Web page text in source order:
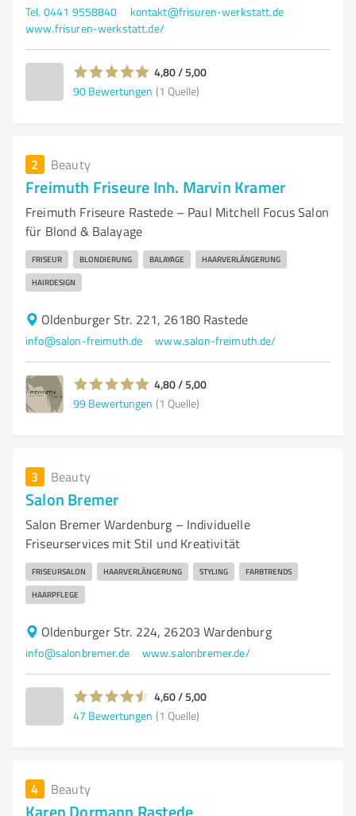
Tel. 0441 9558840
kontakt@frisuren-werkstatt.de
www.frisuren-werkstatt.de/
4,80 / 5,00
90 Bewertungen (1 Quelle)
2 Beauty
Freimuth Friseure Inh. Marvin Kramer
Freimuth Friseure Rastede – Paul Mitchell Focus Salon
für Blond & Balayage
FRISEUR BLONDIERUNG BALAYAGE HAARVERLÄNGERUNG
HAIRDESIGN
Oldenburger Str. 221, 26180 Rastede
info@salon-freimuth.de www.salon-freimuth.de/
4,80 / 5,00
99 Bewertungen (1 Quelle)
3 Beauty
Salon Bremer
Salon Bremer Wardenburg – Individuelle
Friseurservices mit Stil und Kreativität
FRISEURSALON HAARVERLÄNGERUNG STYLING FARBTRENDS
HAARPFLEGE
Oldenburger Str. 224, 26203 Wardenburg
info@salonbremer.de www.salonbremer.de/
4,60 / 5,00
47 Bewertungen (1 Quelle)
4 Beauty
Karen Dormann Rastede